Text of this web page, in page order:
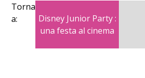
Torna
a:
Disney Junior Party :
una festa al cinema